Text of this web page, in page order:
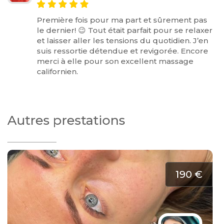
Première fois pour ma part et sûrement pas
le dernier! 😉 Tout était parfait pour se relaxer
et laisser aller les tensions du quotidien. J’en
suis ressortie détendue et revigorée. Encore
merci à elle pour son excellent massage
californien.
Autres prestations
190 €